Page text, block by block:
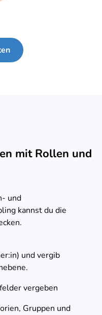
mit Rollen und
und
kannst du die
und vergib
vergeben
Gruppen und